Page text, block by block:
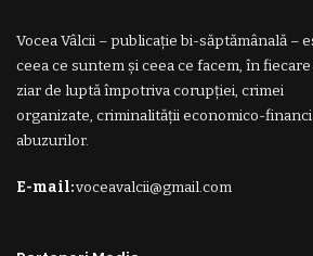
Vocea Vâlcii – publicație bi-săptămânală –
ceea ce suntem și ceea ce facem, în
ziar de luptă împotriva corupției, crimei
organizate, criminalității economico-
abuzurilor.
E-mail:voceavalcii@gmail.com